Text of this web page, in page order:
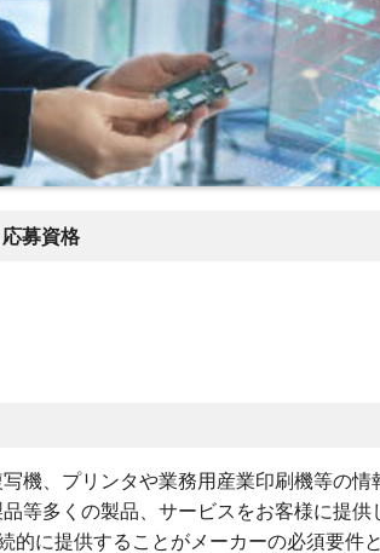
応募資格
機、プリンタや業務用産業印刷機等の情
等多くの製品、サービスをお客様に提供
的に提供することがメーカーの必須要件